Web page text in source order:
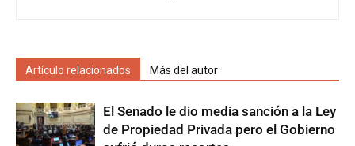
Artículo relacionados Más del autor
El Senado le dio media sanción a la Ley
de Propiedad Privada pero el Gobierno